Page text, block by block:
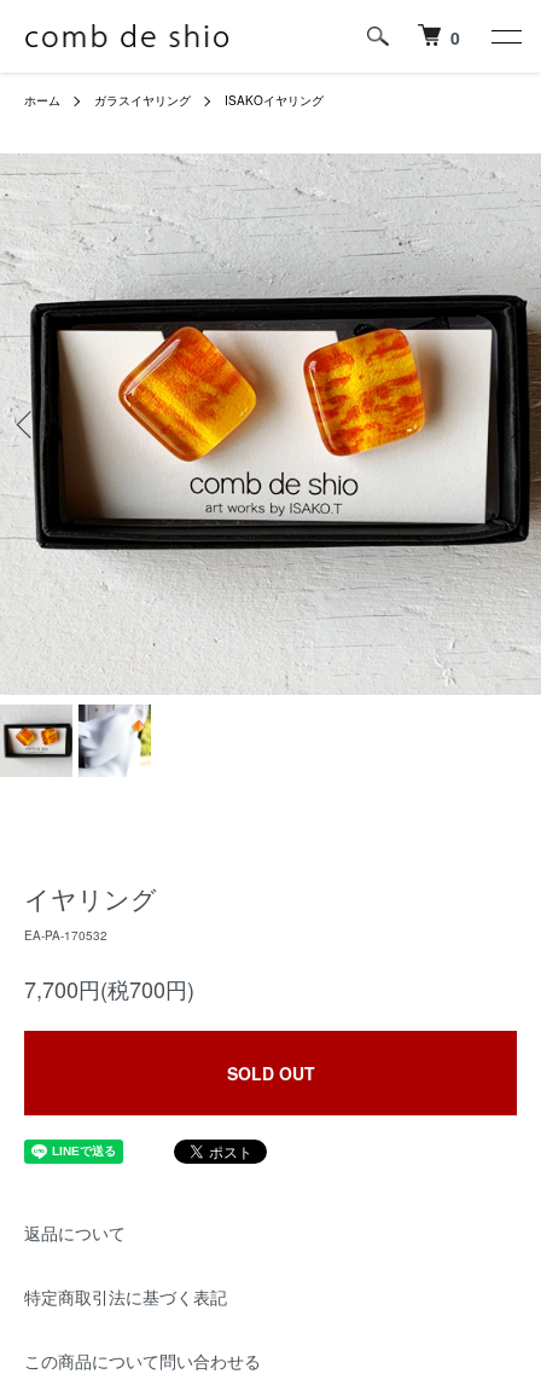
0
ホーム ガラスイヤリング ISAKOイヤリング
イヤリング
EA-PA-170532
7,700円(税700円)
SOLD OUT
返品について
特定商取引法に基づく表記
この商品について問い合わせる